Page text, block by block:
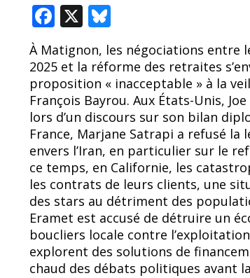
F
ac
e
b
o
o
k
X
e
sk
y
À Matignon, les négociations entre
2025 et la réforme des retraites
proposition « inacceptable » à la
François Bayrou. Aux États-Unis,
lors d’un discours sur son bilan
France, Marjane Satrapi a refusé la
envers l’Iran, en particulier sur le
ce temps, en Californie, les
les contrats de leurs clients, une
des stars au détriment des
Eramet est accusé de détruire un
boucliers locale contre
explorent des solutions de
chaud des débats politiques avant